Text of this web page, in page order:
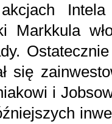
Markkula
się
i